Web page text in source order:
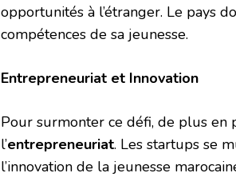
opportunités à l’étranger. Le pays
compétences de sa jeunesse.
Entrepreneuriat et Innovation
Pour surmonter ce défi, de plus en
l’entrepreneuriat. Les startups se
l’innovation de la jeunesse